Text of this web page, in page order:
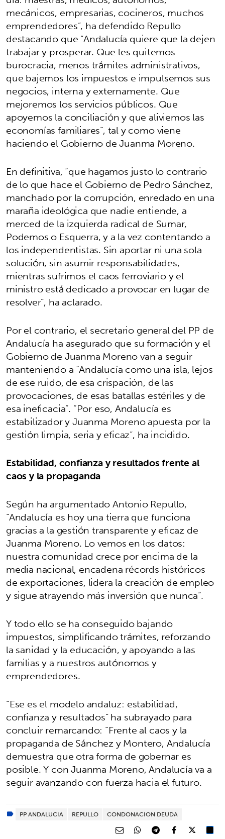
mecánicos, empresarias, cocineros, muchos
emprendedores”, ha defendido Repullo
destacando que “Andalucía quiere que la dejen
trabajar y prosperar. Que les quitemos
burocracia, menos trámites administrativos,
que bajemos los impuestos e impulsemos sus
negocios, interna y externamente. Que
mejoremos los servicios públicos. Que
apoyemos la conciliación y que aliviemos las
economías familiares”, tal y como viene
haciendo el Gobierno de Juanma Moreno.
En definitiva, “que hagamos justo lo contrario
de lo que hace el Gobierno de Pedro Sánchez,
manchado por la corrupción, enredado en una
maraña ideológica que nadie entiende, a
merced de la izquierda radical de Sumar,
Podemos o Esquerra, y a la vez contentando a
los independentistas. Sin aportar ni una sola
solución, sin asumir responsabilidades,
mientras sufrimos el caos ferroviario y el
ministro está dedicado a provocar en lugar de
resolver”, ha aclarado.
Por el contrario, el secretario general del PP de
Andalucía ha asegurado que su formación y el
Gobierno de Juanma Moreno van a seguir
manteniendo a “Andalucía como una isla, lejos
de ese ruido, de esa crispación, de las
provocaciones, de esas batallas estériles y de
esa ineficacia”. “Por eso, Andalucía es
estabilizador y Juanma Moreno apuesta por la
gestión limpia, seria y eficaz”, ha incidido.
Estabilidad, confianza y resultados frente al
caos y la propaganda
Según ha argumentado Antonio Repullo,
“Andalucía es hoy una tierra que funciona
gracias a la gestión transparente y eficaz de
Juanma Moreno. Lo vemos en los datos:
nuestra comunidad crece por encima de la
media nacional, encadena récords históricos
de exportaciones, lidera la creación de empleo
y sigue atrayendo más inversión que nunca”.
Y todo ello se ha conseguido bajando
impuestos, simplificando trámites, reforzando
la sanidad y la educación, y apoyando a las
familias y a nuestros autónomos y
emprendedores.
“Ese es el modelo andaluz: estabilidad,
confianza y resultados” ha subrayado para
concluir remarcando: “Frente al caos y la
propaganda de Sánchez y Montero, Andalucía
demuestra que otra forma de gobernar es
posible. Y con Juanma Moreno, Andalucía va a
seguir avanzando con fuerza hacia el futuro.
PP ANDALUCIA REPULLO CONDONACION DEUDA